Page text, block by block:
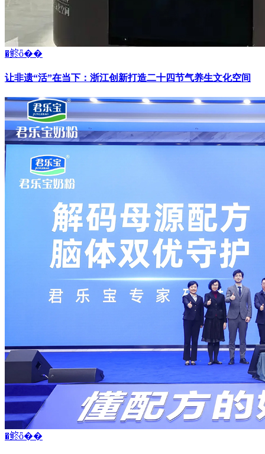
�鿴ȫ��
让非遗“活”在当下：浙江创新打造二十四节气养生文化空间
�鿴ȫ��